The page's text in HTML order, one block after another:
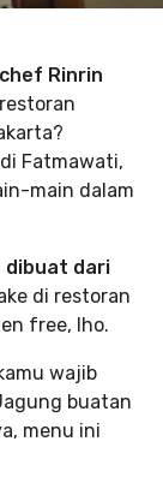
Rinrin
Fatmawati,
main dalam
dibuat dari
di restoran
free, lho.
wajib
buatan
menu ini